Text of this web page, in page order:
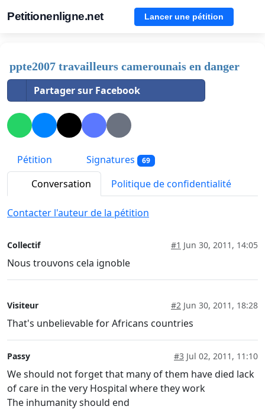
Petitionenligne.net Lancer une pétition
ppte2007 travailleurs camerounais en danger
Partager sur Facebook
Pétition Signatures 69
Conversation Politique de confidentialité
Contacter l'auteur de la pétition
Collectif #1 Jun 30, 2011, 14:05
Nous trouvons cela ignoble
Visiteur #2 Jun 30, 2011, 18:28
That's unbelievable for Africans countries
Passy #3 Jul 02, 2011, 11:10
We should not forget that many of them have died lack
of care in the very Hospital where they work
The inhumanity should end